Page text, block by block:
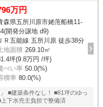
万円
森県五所川原市姥萢船橋11-
開発分譲地 d9)
Ｒ五能線 五所川原 徒歩38分
地面積 269.10㎡
坪(9.8万円 /坪)
ぺい率 50.0(%)
積率 80.0(%)
■建築条件なし！ ■81坪のゆっ
下水売主負担で整備済